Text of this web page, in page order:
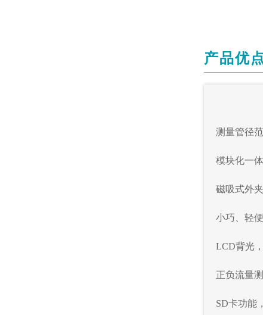
产品优
测量管径范
模块化一
磁吸式外
小巧、轻
LCD背光，
正负流量
SD卡功能，